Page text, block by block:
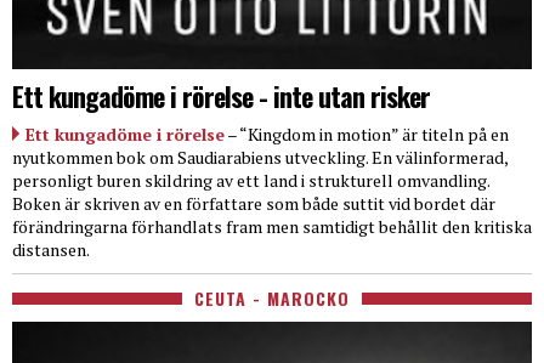
Ett kungadöme i rörelse - inte utan risker
Ett kungadöme i rörelse– “Kingdom in motion” är titeln på en
nyutkommen bok om Saudiarabiens utveckling. En välinformerad,
personligt buren skildring av ett land i strukturell omvandling.
Boken är skriven av en författare som både suttit vid bordet där
förändringarna förhandlats fram men samtidigt behållit den kritiska
distansen.
CEUTA - MAROCKO